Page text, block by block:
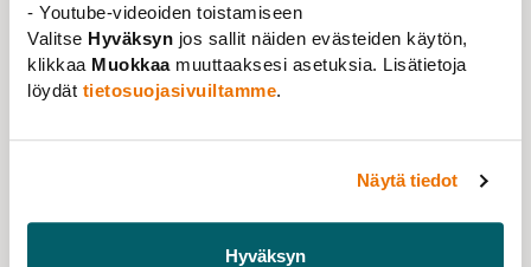
- Youtube-videoiden toistamiseen
Valitse Hyväksyn jos sallit näiden evästeiden käytön,
klikkaa Muokkaamuuttaaksesi asetuksia. Lisätietoja
löydät tietosuojasivuiltamme.
Näytä tiedot
Hyväksyn
Tietoa jäsenille koronavirusepidemiasta